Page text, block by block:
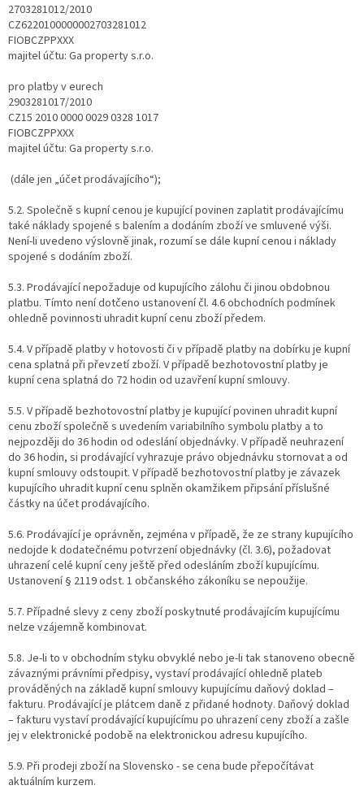
2703281012/2010
CZ6220100000002703281012
FIOBCZPPXXX
majitel účtu: Ga property s.r.o.
pro platby v eurech
2903281017/2010
CZ15 2010 0000 0029 0328 1017
FIOBCZPPXXX
majitel účtu: Ga property s.r.o.
(dále jen „účet prodávajícího“);
5.2. Společně s kupní cenou je kupující povinen zaplatit prodávajícímu
také náklady spojené s balením a dodáním zboží ve smluvené výši.
Není-li uvedeno výslovně jinak, rozumí se dále kupní cenou i náklady
spojené s dodáním zboží.
5.3. Prodávající nepožaduje od kupujícího zálohu či jinou obdobnou
platbu. Tímto není dotčeno ustanovení čl. 4.6 obchodních podmínek
ohledně povinnosti uhradit kupní cenu zboží předem.
5.4. V případě platby v hotovosti či v případě platby na dobírku je kupní
cena splatná při převzetí zboží. V případě bezhotovostní platby je
kupní cena splatná do 72 hodin od uzavření kupní smlouvy.
5.5. V případě bezhotovostní platby je kupující povinen uhradit kupní
cenu zboží společně s uvedením variabilního symbolu platby a to
nejpozději do 36 hodin od odeslání objednávky. V případě neuhrazení
do 36 hodin, si prodávající vyhrazuje právo objednávku stornovat a od
kupní smlouvy odstoupit. V případě bezhotovostní platby je závazek
kupujícího uhradit kupní cenu splněn okamžikem připsání příslušné
částky na účet prodávajícího.
5.6. Prodávající je oprávněn, zejména v případě, že ze strany kupujícího
nedojde k dodatečnému potvrzení objednávky (čl. 3.6), požadovat
uhrazení celé kupní ceny ještě před odesláním zboží kupujícímu.
Ustanovení § 2119 odst. 1 občanského zákoníku se nepoužije.
5.7. Případné slevy z ceny zboží poskytnuté prodávajícím kupujícímu
nelze vzájemně kombinovat.
5.8. Je-li to v obchodním styku obvyklé nebo je-li tak stanoveno obecně
závaznými právními předpisy, vystaví prodávající ohledně plateb
prováděných na základě kupní smlouvy kupujícímu daňový doklad –
fakturu. Prodávající je plátcem daně z přidané hodnoty. Daňový doklad
– fakturu vystaví prodávající kupujícímu po uhrazení ceny zboží a zašle
jej v elektronické podobě na elektronickou adresu kupujícího.
5.9. Při prodeji zboží na Slovensko - se cena bude přepočítávat
aktuálním kurzem.